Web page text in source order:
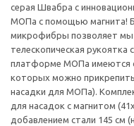
серая Швабра с
МОПа с помощью магнита!
микрофибры позволяет
телескопическая рукоятка
платформе МОПа имеются
которых можно
насадки для МОПа).
для насадок с магнитом
добавлением стали 145 см